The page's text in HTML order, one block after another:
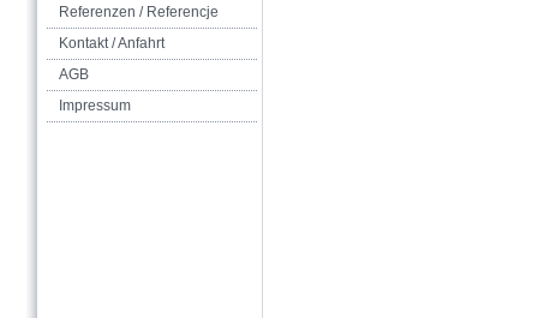
Referenzen / Referencje
Kontakt / Anfahrt
AGB
Impressum